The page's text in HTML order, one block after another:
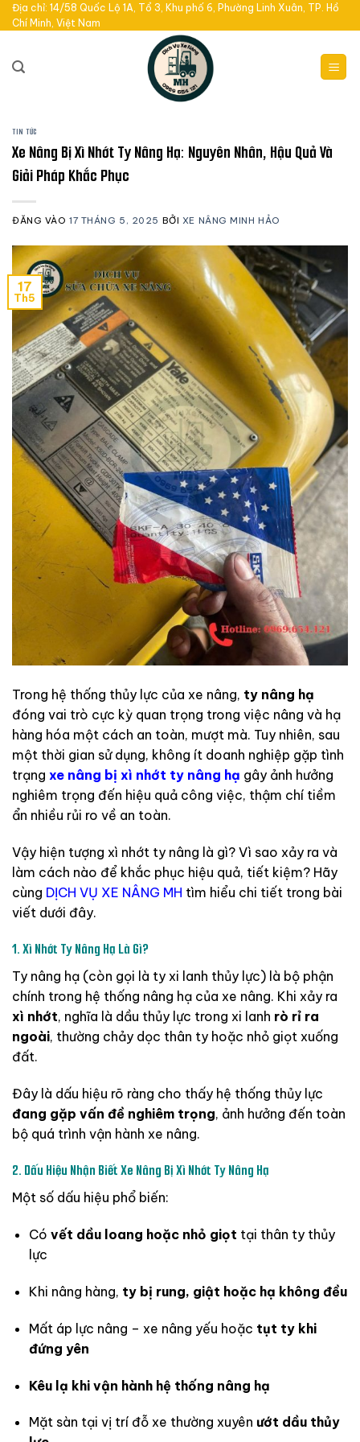
Bỏ
qua
dung
Địa chỉ: 14/58 Quốc Lộ 1A, Tổ 3, Khu phố 6, Phường Linh Xuân, TP. Hồ
Chí Minh, Việt Nam
TIN TỨC
Xe Nâng Bị Xì Nhớt Ty Nâng Hạ: Nguyên Nhân, Hậu Quả Và
Giải Pháp Khắc Phục
ĐĂNG VÀO17 THÁNG 5, 2025 BỞI XE NÂNG MINH HẢO
17
Th5
Trong hệ thống thủy lực của xe nâng, ty nâng hạ
đóng vai trò cực kỳ quan trọng trong việc nâng và hạ
hàng hóa một cách an toàn, mượt mà. Tuy nhiên, sau
một thời gian sử dụng, không ít doanh nghiệp gặp tình
trạng xe nâng bị xì nhớt ty nâng hạ gây ảnh hưởng
nghiêm trọng đến hiệu quả công việc, thậm chí tiềm
ẩn nhiều rủi ro về an toàn.
Vậy hiện tượng xì nhớt ty nâng là gì? Vì sao xảy ra và
làm cách nào để khắc phục hiệu quả, tiết kiệm? Hãy
cùng DỊCH VỤ XE NÂNG MH tìm hiểu chi tiết trong bài
viết dưới đây.
1.Xì Nhớt TyNâng Hạ Là Gì?
Ty nâng hạ (còn gọi là ty xi lanh thủy lực) là bộ phận
chính trong hệ thống nâng hạ của xe nâng. Khi xảy ra
xì nhớt, nghĩa là dầu thủy lực trong xi lanh rò rỉ ra
ngoài, thường chảy dọc thân ty hoặc nhỏ giọt xuống
đất.
Đây là dấu hiệu rõ ràng cho thấy hệ thống thủy lực
đang gặp vấn đề nghiêm trọng, ảnh hưởng đến toàn
bộ quá trình vận hành xe nâng.
2. Dấu Hiệu Nhận BiếtXe Nâng BịXì Nhớt TyNâng Hạ
Một số dấu hiệu phổ biến:
Có vết dầu loang hoặc nhỏ giọt tại thân ty thủy
lực
Khi nâng hàng, ty bị rung, giật hoặc hạ không đều
Mất áp lực nâng – xe nâng yếu hoặc tụt ty khi
đứng yên
Kêu lạ khi vận hành hệ thống nâng hạ
Mặt sàn tại vị trí đỗ xe thường xuyên ướt dầu thủy